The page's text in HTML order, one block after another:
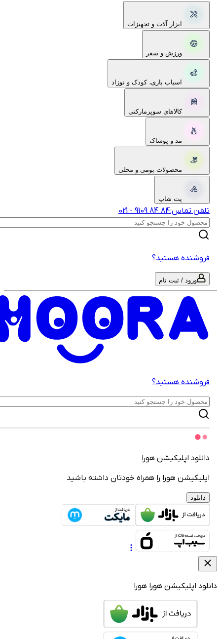
ابزار آلات و تجهیزات
ورزش و سفر
اسباب بازی، کودک و نوزاد
کالاهای سوپرمارکتی
مد و پوشاک
محصولات بومی و محلی
پت شاپ
تماس: 021-‎9109‎ ‎84‎ ‎84‎
هستید؟
ورود / ثبت نام
هستید؟
اپلیکیشن هورا
هورا را همراه خودتان داشته باشید
دانلود
اپلیکیشن هوراهورا